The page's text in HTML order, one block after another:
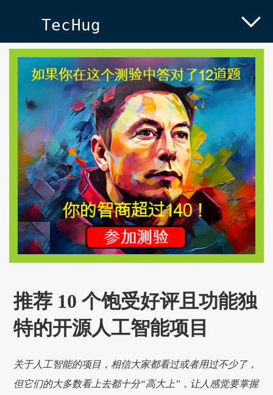
TecHug
推荐 10 个饱受好评且功能独
特的开源人工智能项目
关于人工智能的项目，相信大家都看过或者用过不少了，
但它们的大多数看上去都十分“高大上”，让人感觉要掌握